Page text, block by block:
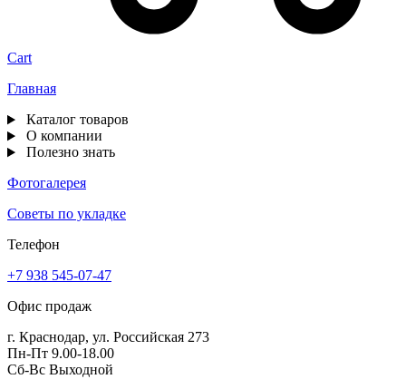
Cart
Главная
Каталог товаров
О компании
Полезно знать
Фотогалерея
Советы по укладке
Телефон
+7 938 545-07-47
Офис продаж
г. Краснодар, ул. Российская 273
Пн-Пт 9.00-18.00
Сб-Вс Выходной